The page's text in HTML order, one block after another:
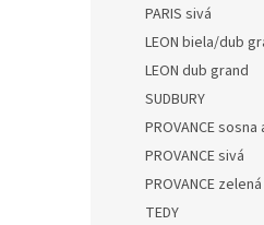
PARIS sivá
LEON biela/dub
LEON dub grand
SUDBURY
PROVANCE
PROVANCE sivá
PROVANCE zelená
TEDY